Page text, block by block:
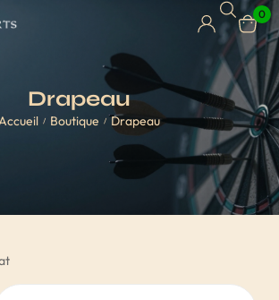
0
Drapeau
/ Boutique / Drapeau